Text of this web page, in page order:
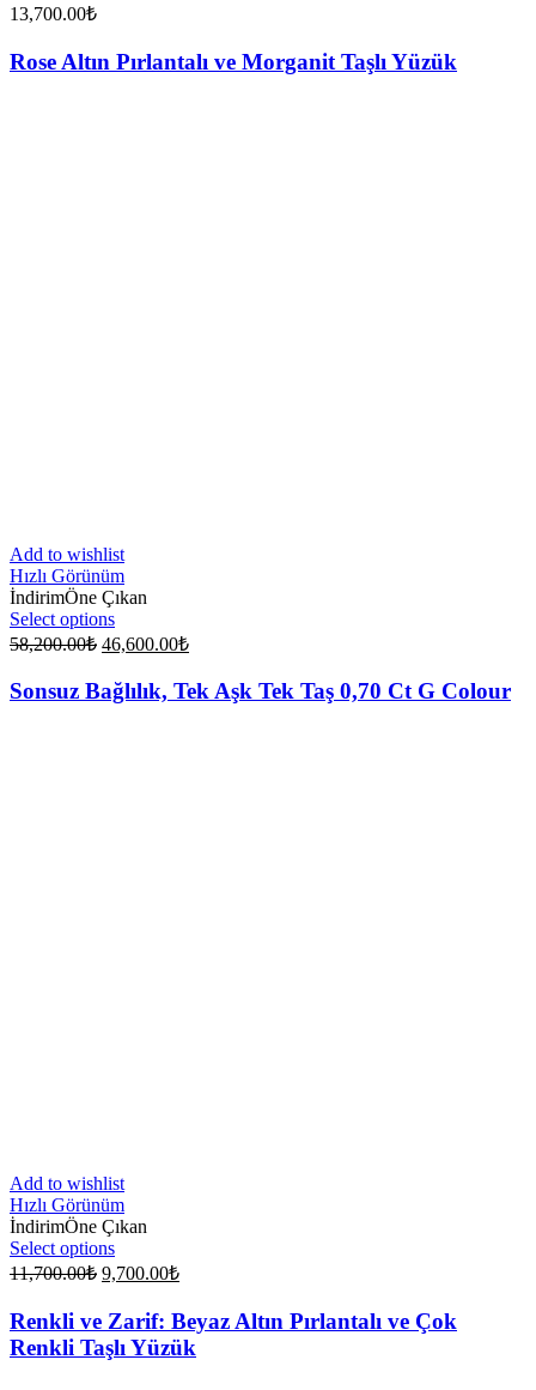
13,700.00₺
Rose Altın Pırlantalı ve Morganit Taşlı Yüzük
Add to wishlist
Hızlı Görünüm
İndirimÖne Çıkan
Select options
58,200.00₺ Original
was:
58,200.00₺.
46,600.00₺Current
is:
46,600.00₺.
Sonsuz Bağlılık, Tek Aşk Tek Taş 0,70 Ct G Colour
Add to wishlist
Hızlı Görünüm
İndirimÖne Çıkan
Select options
11,700.00₺ Original
was:
11,700.00₺.
9,700.00₺Current
is:
9,700.00₺.
Renkli ve Zarif: Beyaz Altın Pırlantalı ve Çok
Renkli Taşlı Yüzük